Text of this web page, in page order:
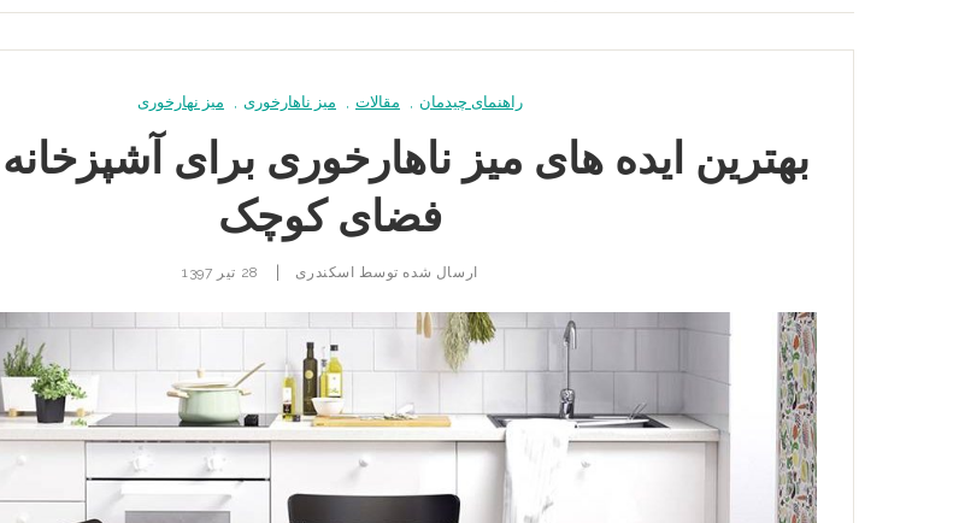
راهنمای چیدمان مقالات میز ناهارخوری میز نهارخوری
بهترین ایده های میز ناهارخوری برای
فضای کوچک
ارسال شده توسط اسکندری 28 تیر 1397